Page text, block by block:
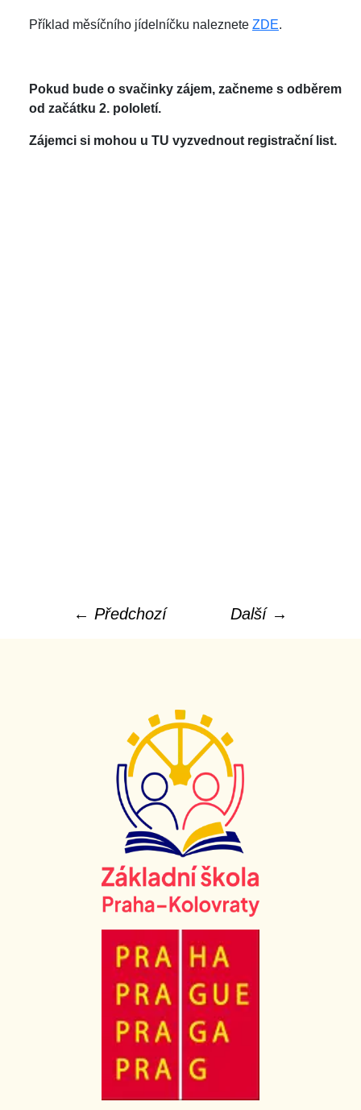
Příklad měsíčního jídelníčku naleznete ZDE.
Pokud bude o svačinky zájem, začneme s odběrem
od začátku 2. pololetí.
Zájemci si mohou u TU vyzvednout registrační list.
← Předchozí Další →